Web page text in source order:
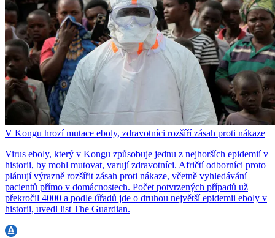
V Kongu hrozí mutace eboly, zdravotníci rozšíří zásah proti nákaze
Virus eboly, který v Kongu způsobuje jednu z nejhorších epidemií v
historii, by mohl mutovat, varují zdravotníci. Afričtí odborníci proto
plánují výrazně rozšířit zásah proti nákaze, včetně vyhledávání
pacientů přímo v domácnostech. Počet potvrzených případů už
překročil 4000 a podle úřadů jde o druhou největší epidemii eboly v
historii, uvedl list The Guardian.